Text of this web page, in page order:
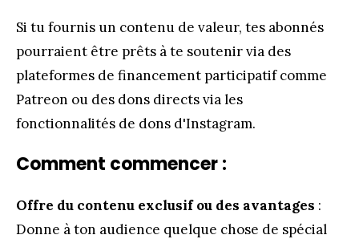
Si tu fournis un contenu de valeur, tes abonnés
pourraient être prêts à te soutenir via des
plateformes de financement participatif comme
Patreon ou des dons directs via les
fonctionnalités de dons d'Instagram.
Comment commencer :
Offre du contenu exclusif ou des avantages :
Donne à ton audience quelque chose de spécial